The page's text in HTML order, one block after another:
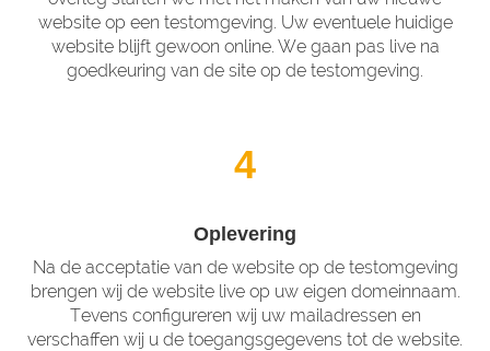
website op een testomgeving. Uw eventuele huidige
website blijft gewoon online. We gaan pas live na
goedkeuring van de site op de testomgeving.
4
Oplevering
Na de acceptatie van de website op de testomgeving
brengen wij de website live op uw eigen domeinnaam.
Tevens configureren wij uw mailadressen en
verschaffen wij u de toegangsgegevens tot de website.